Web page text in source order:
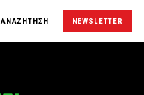
ΑΝΑΖΗΤΗΣΗ NEWSLETTER